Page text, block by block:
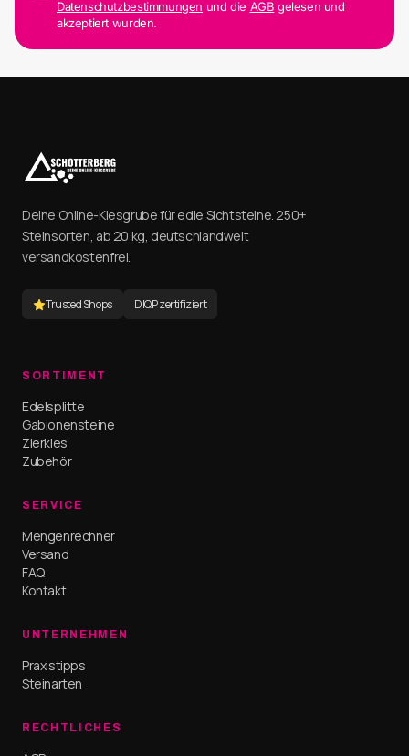
Datenschutzbestimmungen und die AGB gelesen und
akzeptiert wurden.
Deine Online-Kiesgrube für edle Sichtsteine. 250+
Steinsorten, ab 20 kg, deutschlandweit
versandkostenfrei.
Trusted Shops DIQP zertifiziert
SORTIMENT
Edelsplitte
Gabionensteine
Zierkies
Zubehör
SERVICE
Mengenrechner
Versand
FAQ
Kontakt
UNTERNEHMEN
Praxistipps
Steinarten
RECHTLICHES